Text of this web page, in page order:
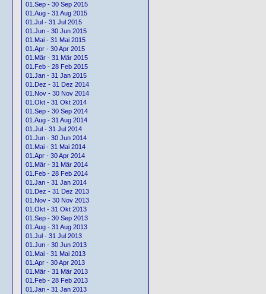
01.Sep - 30 Sep 2015
01.Aug - 31 Aug 2015
01.Jul - 31 Jul 2015
01.Jun - 30 Jun 2015
01.Mai - 31 Mai 2015
01.Apr - 30 Apr 2015
01.Mär - 31 Mär 2015
01.Feb - 28 Feb 2015
01.Jan - 31 Jan 2015
01.Dez - 31 Dez 2014
01.Nov - 30 Nov 2014
01.Okt - 31 Okt 2014
01.Sep - 30 Sep 2014
01.Aug - 31 Aug 2014
01.Jul - 31 Jul 2014
01.Jun - 30 Jun 2014
01.Mai - 31 Mai 2014
01.Apr - 30 Apr 2014
01.Mär - 31 Mär 2014
01.Feb - 28 Feb 2014
01.Jan - 31 Jan 2014
01.Dez - 31 Dez 2013
01.Nov - 30 Nov 2013
01.Okt - 31 Okt 2013
01.Sep - 30 Sep 2013
01.Aug - 31 Aug 2013
01.Jul - 31 Jul 2013
01.Jun - 30 Jun 2013
01.Mai - 31 Mai 2013
01.Apr - 30 Apr 2013
01.Mär - 31 Mär 2013
01.Feb - 28 Feb 2013
01.Jan - 31 Jan 2013